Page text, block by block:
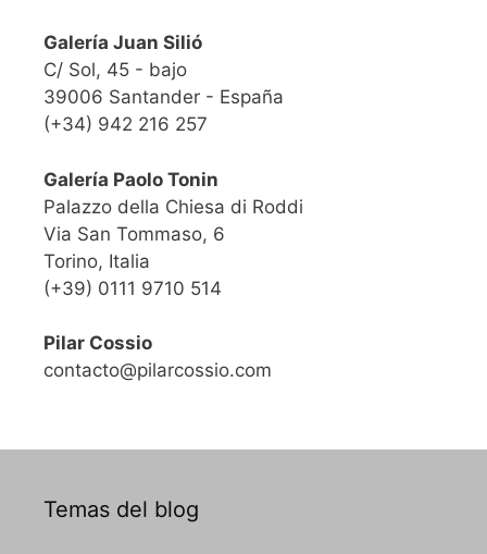
Galería Juan Silió
C/ Sol, 45 - bajo
39006 Santander - España
(+34) 942 216 257
Galería Paolo Tonin
Palazzo della Chiesa di Roddi
Via San Tommaso, 6
Torino, Italia
(+39) 0111 9710 514
Pilar Cossio
contacto@pilarcossio.com
Temas del blog